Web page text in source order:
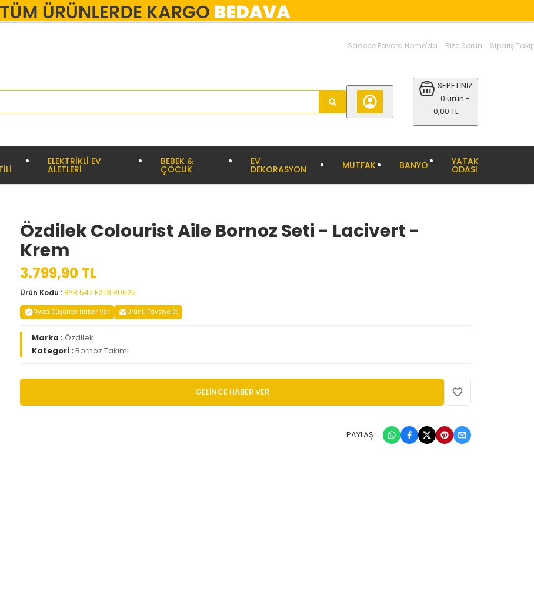
Sadece Favora Home'da Bize Sorun Sipariş
SEPETİNİZ
0 ürün -
0,00 TL
ELEKTRİKLİ EV
ALETLERİ
BEBEK &
ÇOCUK
EV
DEKORASYON MUTFAK BANYO YATAK
ODASI
Özdilek Colourist Aile Bornoz Seti - Lacivert -
Krem
3.799,90 TL
Ürün Kodu :BYB.547.F2113.R0625
Fiyatı Düşünce Haber Ver Ürünü Tavsiye Et
Marka :Özdilek
Kategori :Bornoz Takımı
GELİNCE HABER VER
PAYLAŞ :